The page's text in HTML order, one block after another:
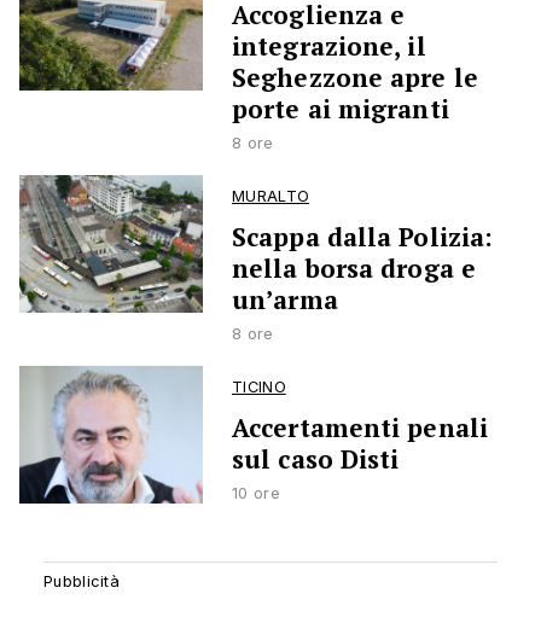
Accoglienza e
integrazione, il
Seghezzone apre le
porte ai migranti
8 ore
MURALTO
Scappa dalla Polizia:
nella borsa droga e
un’arma
8 ore
TICINO
Accertamenti penali
sul caso Disti
10 ore